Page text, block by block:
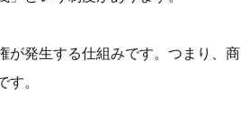
が発生する仕組みです。つまり、商
。